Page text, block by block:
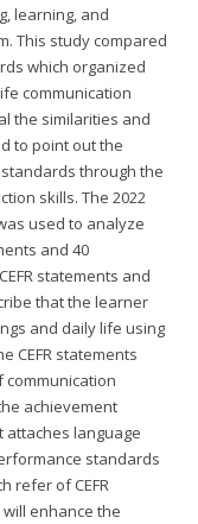
learning, and
This study compared
which organized
communication
the similarities and
to point out the
through the
skills. The 2022
used to analyze
and 40
statements and
that the learner
and daily life using
CEFR statements
achievement
attaches language
standards
refer of CEFR
enhance the